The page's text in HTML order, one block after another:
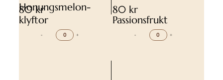
80 kr
Honungsmelon-
klyftor
- +
80 kr
Passionsfrukt
- +